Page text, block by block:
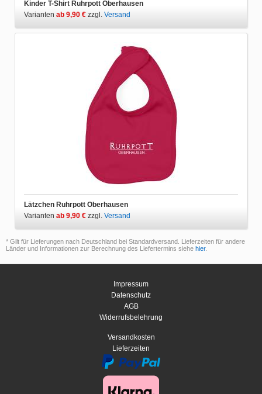
Kinder T-Shirt Ruhrpott Oberhausen
Varianten ab 9,90 € zzgl. Versand
Lätzchen Ruhrpott Oberhausen
Varianten ab 9,90 € zzgl. Versand
* Gilt für Lieferungen nach Deutschland bei Standardversand. Lieferzeiten für andere
Länder und Informationen zur Berechnung des Liefertermins siehe hier.
Impressum
Datenschutz
AGB
Widerrufsbelehrung
Versandkosten
Lieferzeiten